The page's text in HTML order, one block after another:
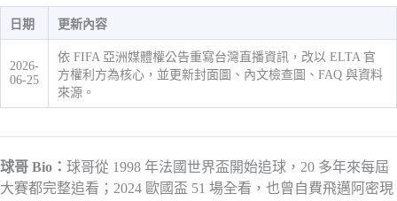
日期 更新內容
2026-
06-25
依 FIFA 亞洲媒體權公告重寫台灣直播資訊，改以 ELTA 官
方權利方為核心，並更新封面圖、內文檢查圖、FAQ 與資料
來源。
球哥 Bio： 球哥從 1998 年法國世界盃開始追球，20 多年來每屆
大賽都完整追看；2024 歐國盃 51 場全看，也曾自費飛邁阿密現